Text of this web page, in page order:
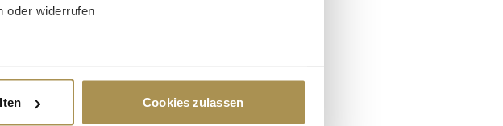
oder widerrufen
und legen Sie Ihre Präferenzen im
Cookies zulassen